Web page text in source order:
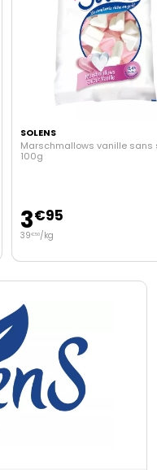
SOLENS
Marschmallows vanille sans
100g
3€95
39€50/kg